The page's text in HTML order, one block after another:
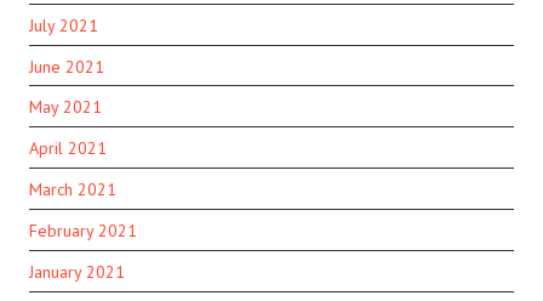
July 2021
June 2021
May 2021
April 2021
March 2021
February 2021
January 2021